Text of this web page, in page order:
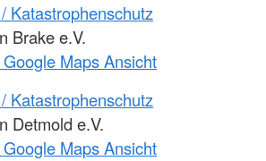
Katastrophenschutz
Brake e.V.
Maps Ansicht
Katastrophenschutz
Detmold e.V.
Maps Ansicht